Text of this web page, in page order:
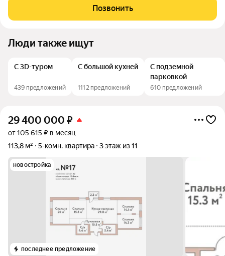
"Березки". Построен в 2015г., находится зоне первой очереди
строительства. На первом этаже
Позвонить
Люди также ищут
С 3D-туром
439 предложений
С большой кухней
1112 предложений
С подземной
парковкой
610 предложений
29 400 000 ₽
от 105 615 ₽ в месяц
113,8 м²
5-комн. квартира 3 этаж из 11
новостройка
последнее предложение